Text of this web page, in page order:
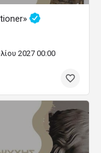
2027 00:00